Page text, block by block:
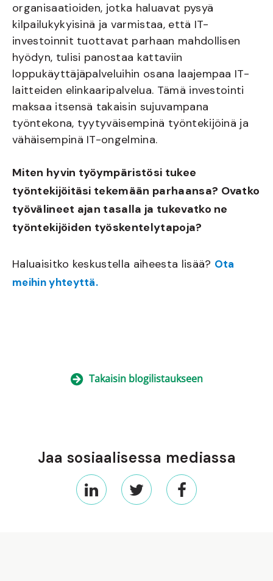
organisaatioiden, jotka haluavat pysyä
kilpailukykyisinä ja varmistaa, että IT-
investoinnit tuottavat parhaan mahdollisen
hyödyn, tulisi panostaa kattaviin
loppukäyttäjäpalveluihin osana laajempaa IT-
laitteiden elinkaaripalvelua. Tämä investointi
maksaa itsensä takaisin sujuvampana
työntekona, tyytyväisempinä työntekijöinä ja
vähäisempinä IT-ongelmina.
Miten hyvin työympäristösi tukee
työntekijöitäsi tekemään parhaansa? Ovatko
työvälineet ajan tasalla ja tukevatko ne
työntekijöiden työskentelytapoja?
Haluaisitko keskustella aiheesta lisää? Ota
meihin yhteyttä.
Takaisin blogilistaukseen
Jaa sosiaalisessa mediassa